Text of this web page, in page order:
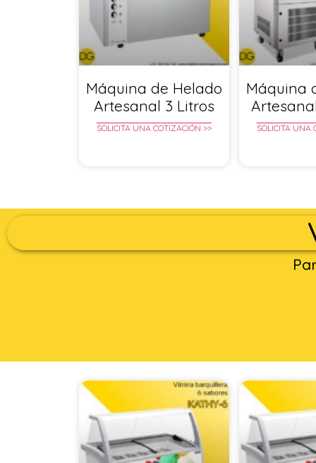
Máquina de Helado
Artesanal 3 Litros
SOLICITA UNA COTIZACIÓN >>
Máquina
SOLICITA UNA